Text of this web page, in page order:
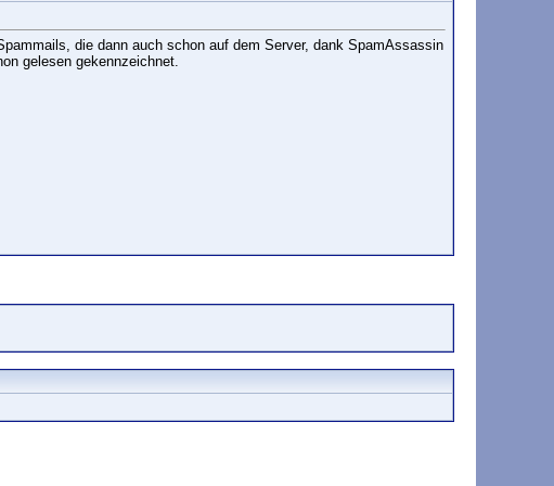
die dann auch schon auf dem Server, dank SpamAssassin
gelesen gekennzeichnet.